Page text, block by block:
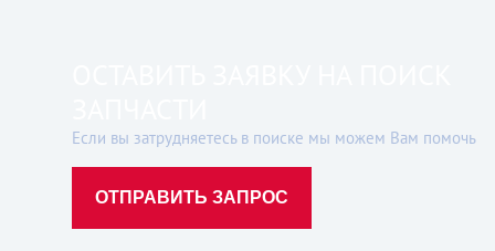
Если вы затрудняетесь в поиске мы можем Вам помочь
ОТПРАВИТЬ ЗАПРОС